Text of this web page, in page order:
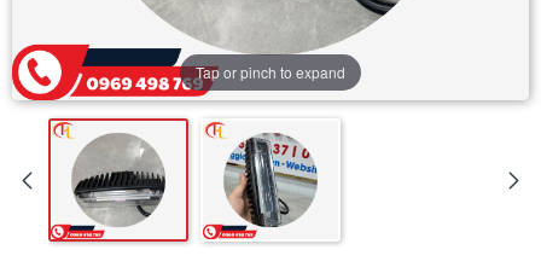
Tap or pinch to expand